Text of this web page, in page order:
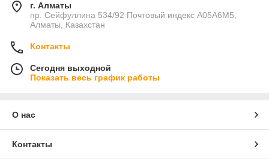
г. Алматы
пр. Сейфуллина 534/92 Почтовый индекс A05A6M5,
Алматы, Казахстан
Контакты
Сегодня выходной
Показать весь график работы
О нас
Контакты